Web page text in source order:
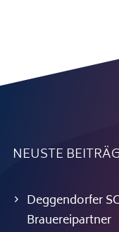
NEUSTE
Deggendorfer
Brauereipartner